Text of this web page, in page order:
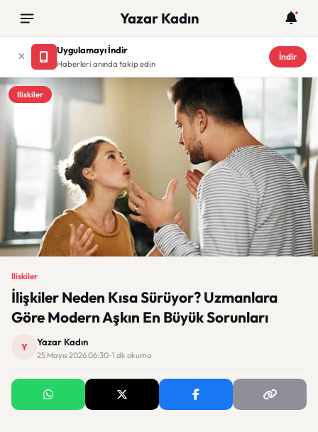
Yazar Kadın
Uygulamayı İndir
Haberleri anında takip edin
İndir
Iliskiler
Iliskiler
İlişkiler Neden Kısa Sürüyor? Uzmanlara
Göre Modern Aşkın En Büyük Sorunları
Y Yazar Kadın
25 Mayıs 2026 06:30 · 1 dk okuma